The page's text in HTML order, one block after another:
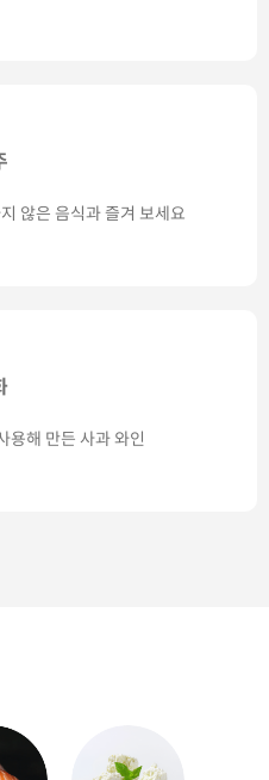
않은 음식과 즐겨 보세요
용해 만든 사과 와인